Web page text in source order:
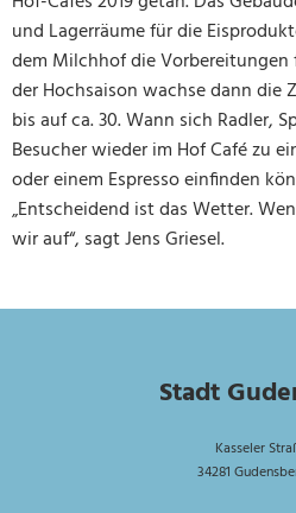
und Lagerräume für die
dem Milchhof die Vorbereitungen
der Hochsaison wachse dann die
bis auf ca. 30. Wann sich Radler,
Besucher wieder im Hof Café zu
oder einem Espresso einfinden
„Entscheidend ist das Wetter.
wir auf“, sagt Jens Griesel.
Stadt
Kasseler
34281